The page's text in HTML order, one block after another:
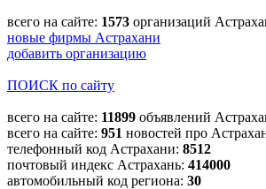
всего на сайте: 1573 организаций
новые фирмы Астрахани
добавить организацию
ПОИСК по сайту
всего на сайте: 11899 объявлений
всего на сайте: 951 новостей про
телефонный код Астрахани: 8512
почтовый индекс Астрахань: 414000
автомобильный код региона: 30